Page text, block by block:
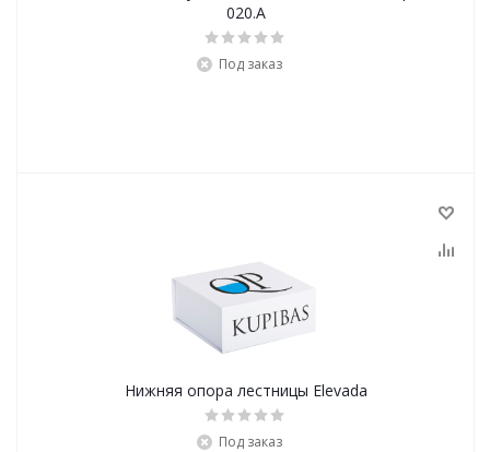
020.A
Под заказ
Нижняя опора лестницы Elevada
Под заказ